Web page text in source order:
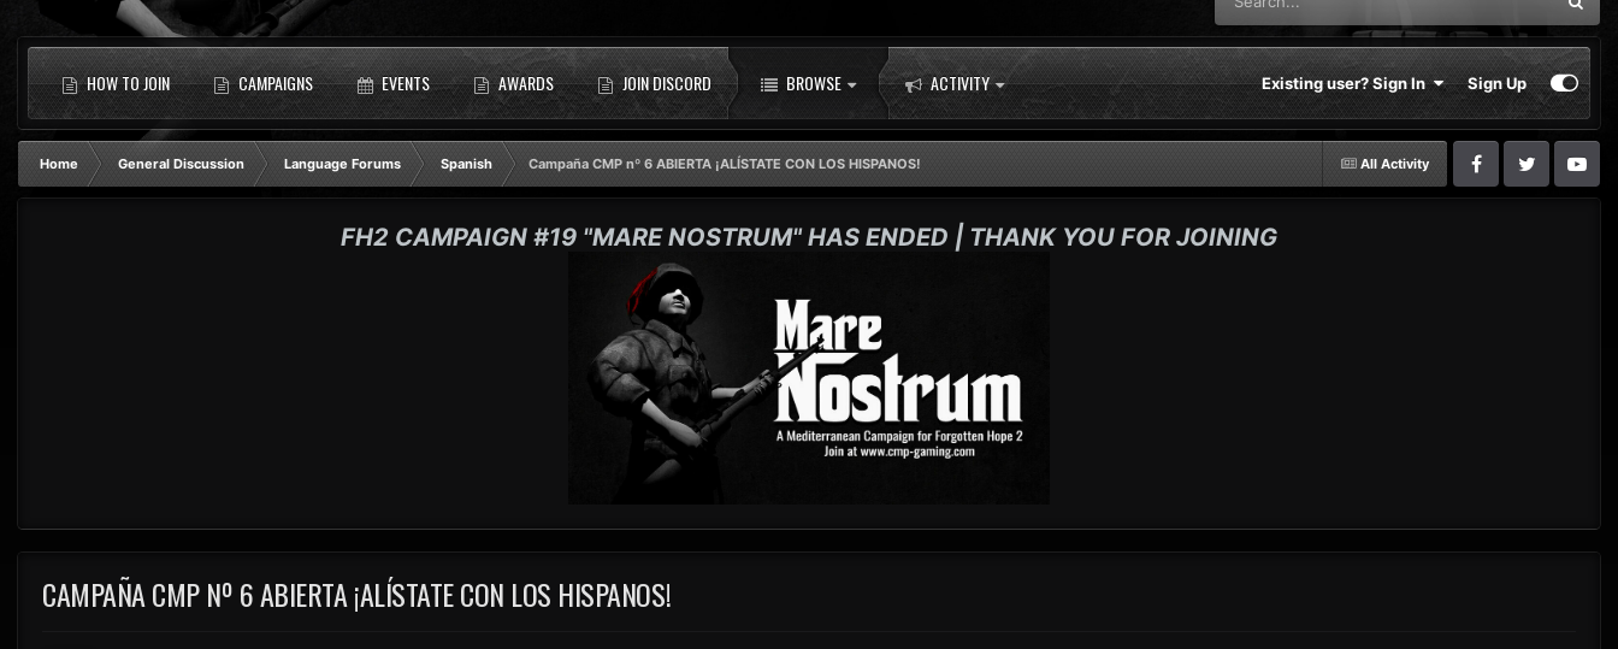
HOW TO JOIN CAMPAIGNS EVENTS AWARDS JOIN DISCORD BROWSE ACTIVITY Existing user? Sign In Sign Up
All Activity
Home General Discussion Language Forums Spanish Campaña CMP nº 6 ABIERTA ¡ALÍSTATE CON LOS HISPANOS!
FH2 CAMPAIGN #19 "MARE NOSTRUM" HAS ENDED | THANK YOU FOR JOINING
CAMPAÑA CMP Nº 6 ABIERTA ¡ALÍSTATE CON LOS HISPANOS!